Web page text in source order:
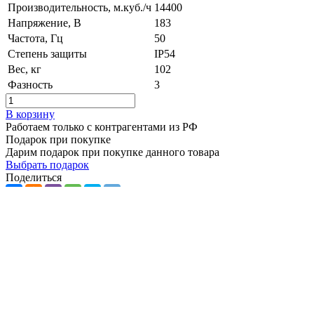
Производительность, м.куб./ч 14400
Напряжение, B
183
Частота, Гц
50
Степень защиты
IP54
Вес, кг
102
Фазность
3
В корзину
Работаем только с контрагентами из РФ
Подарок при покупке
Дарим подарок при покупке данного товара
Выбрать подарок
Поделиться